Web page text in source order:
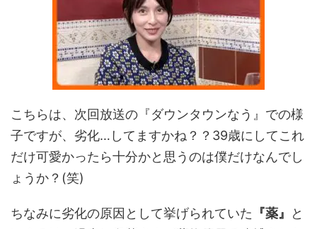
こちらは、次回放送の『ダウンタウンなう』での様
子ですが、劣化…してますかね？？39歳にしてこれ
だけ可愛かったら十分かと思うのは僕だけなんでし
ょうか？(笑)
ちなみに劣化の原因として挙げられていた 『薬』
と